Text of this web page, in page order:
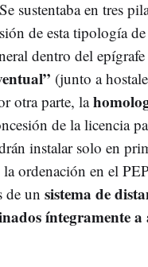
sustentaba en tres
de esta tipología
dentro del
(junto a
otra parte, la
de la licencia
instalar solo en
ordenación en el
de un sistema de
íntegramente